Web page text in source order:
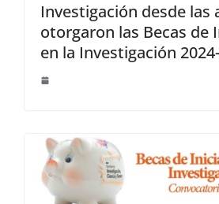
Investigación desde las aulas: Se
otorgaron las Becas de
en la Investigación